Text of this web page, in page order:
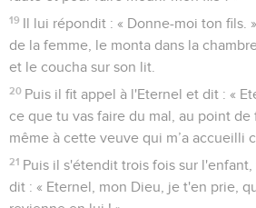
chose, ou bien il est occupé, ou
même qu'il dort et qu’il va se réveiller. »
28
Ils crièrent à haute voix et,
ils se firent des incisions avec des
jusqu'à ce que le sang coule sur eux.
29
Lorsque midi fut passé, ils
moment de la présentation de
voix, ni réponse, ni signe d'attention.
30 Elie dit alors à tout le peuple : «